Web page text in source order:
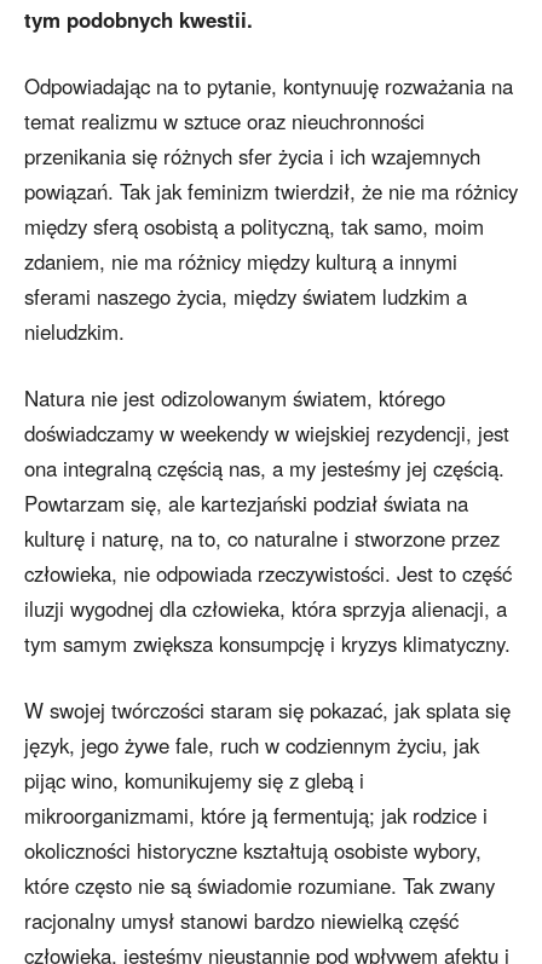
tym podobnych kwestii.
Odpowiadając na to pytanie, kontynuuję rozważania na
temat realizmu w sztuce oraz nieuchronności
przenikania się różnych sfer życia i ich wzajemnych
powiązań. Tak jak feminizm twierdził, że nie ma różnicy
między sferą osobistą a polityczną, tak samo, moim
zdaniem, nie ma różnicy między kulturą a innymi
sferami naszego życia, między światem ludzkim a
nieludzkim.
Natura nie jest odizolowanym światem, którego
doświadczamy w weekendy w wiejskiej rezydencji, jest
ona integralną częścią nas, a my jesteśmy jej częścią.
Powtarzam się, ale kartezjański podział świata na
kulturę i naturę, na to, co naturalne i stworzone przez
człowieka, nie odpowiada rzeczywistości. Jest to część
iluzji wygodnej dla człowieka, która sprzyja alienacji, a
tym samym zwiększa konsumpcję i kryzys klimatyczny.
W swojej twórczości staram się pokazać, jak splata się
język, jego żywe fale, ruch w codziennym życiu, jak
pijąc wino, komunikujemy się z glebą i
mikroorganizmami, które ją fermentują; jak rodzice i
okoliczności historyczne kształtują osobiste wybory,
które często nie są świadomie rozumiane. Tak zwany
racjonalny umysł stanowi bardzo niewielką część
człowieka, jesteśmy nieustannie pod wpływem afektu i